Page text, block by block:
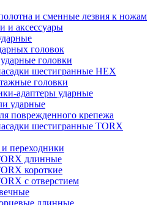
и сменные лезвия к ножам
и аксессуары
головок
головки
шестигранные HEX
головки
адаптеры ударные
ударные
поврежденного крепежа
шестигранные TORX
переходники
длинные
короткие
с отверстием
длинные